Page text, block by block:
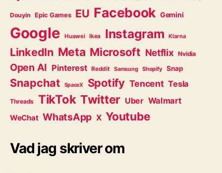
Douyin Epic Games EU Facebook Gemini
Google Huawei Ikea Instagram Klarna
LinkedIn Meta Microsoft Netflix Nvidia
Open AI Pinterest Reddit Samsung Shopify Snap
Snapchat SpaceX Spotify Tencent Tesla
Threads TikTok Twitter Uber Walmart
WeChat WhatsApp X Youtube
Vad jag skriver om